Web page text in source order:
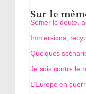
Sur le
Semer le doute,
Immersions,
Quelques
Je suis contre le
L’Europe en